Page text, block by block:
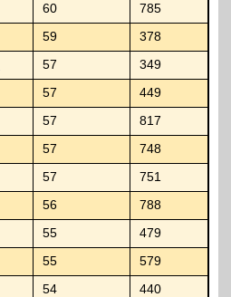
60 785
59 378
57 349
57 449
57 817
57 748
57 751
56 788
55 479
55 579
54 440